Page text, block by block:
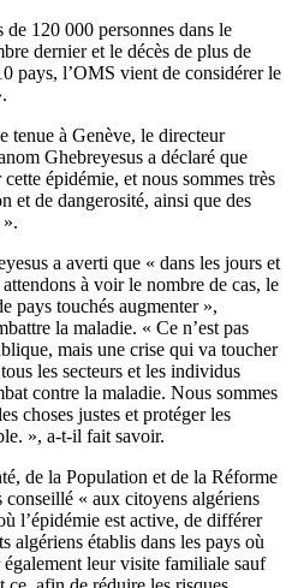
120 000 personnes dans le
dernier et le décès de plus de
pays, l’OMS vient de considérer le
tenue à Genève, le directeur
Ghebreyesus a déclaré que
épidémie, et nous sommes très
et de dangerosité, ainsi que des
a averti que « dans les jours et
à voir le nombre de cas, le
pays touchés augmenter »,
la maladie. « Ce n’est pas
mais une crise qui va toucher
les secteurs et les individus
contre la maladie. Nous sommes
choses justes et protéger les
», a-t-il fait savoir.
de la Population et de la Réforme
« aux citoyens algériens
l’épidémie est active, de différer
algériens établis dans les pays où
également leur visite familiale sauf